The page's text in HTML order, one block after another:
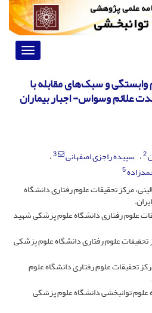
Toggle
و سبک‌های مقابله با
علائم وسواس- اجبار بیماران
2 سپیده راجزی اصفهانی 3
5
مرکز تحقیقات علوم رفتاری دانشگاه
علوم رفتاری دانشگاه علوم پزشکی شهید
تحقیقات علوم رفتاری دانشگاه علوم پزشکی
تحقیقات علوم رفتاری دانشگاه علوم
توانبخشی دانشگاه علوم پزشکی